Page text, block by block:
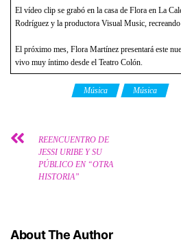
El vídeo clip se grabó en la casa de Flora en La
Rodríguez y la productora Visual Music,
El próximo mes, Flora Martínez presentará este
vivo muy íntimo desde el Teatro Colón.
Música Música
REENCUENTRO DE
JESSI URIBE Y SU
PÚBLICO EN “OTRA
HISTORIA”
About The Author